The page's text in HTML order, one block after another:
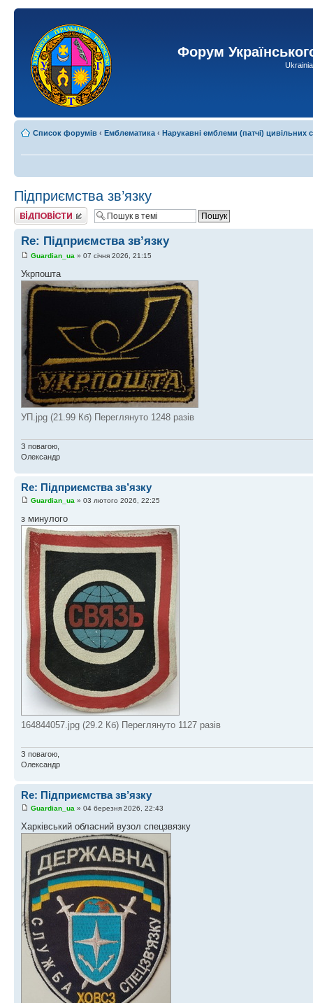
Форум
Список форумів ‹ Емблематика ‹ Нарукавні емблеми (патчі) цивільних
Підприємства зв’язку
Відповісти
Re: Підприємства зв’язку
Guardian_ua » 07 січня 2026, 21:15
Укрпошта
УП.jpg (21.99 Кб) Переглянуто 1248 разів
З повагою,
Олександр
Re: Підприємства зв’язку
Guardian_ua » 03 лютого 2026, 22:25
з минулого
164844057.jpg (29.2 Кб) Переглянуто 1127 разів
З повагою,
Олександр
Re: Підприємства зв’язку
Guardian_ua » 04 березня 2026, 22:43
Харківський обласний вузол спецзвязку